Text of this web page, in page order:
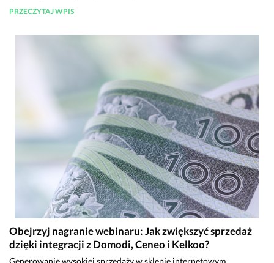
PRZECZYTAJ WPIS
Obejrzyj nagranie webinaru: Jak zwiększyć sprzedaż
dzięki integracji z Domodi, Ceneo i Kelkoo?